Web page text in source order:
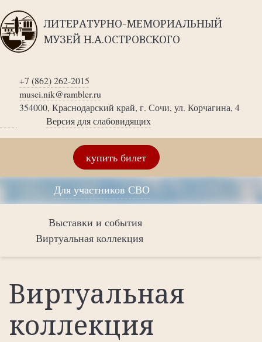
ЛИТЕРАТУРНО-МЕМОРИАЛЬНЫЙ
МУЗЕЙ Н.А.ОСТРОВСКОГО
+7 (862) 262-2015
musei.nik@rambler.ru
354000, Краснодарский край, г. Сочи, ул. Корчагина, 4
Версия для слабовидящих
купить билет
Для участников СВО
Выставки и события
Виртуальная коллекция
Виртуальная
коллекция